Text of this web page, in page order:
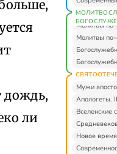
дождь,
ли
Молитвы по-
Молитвы по-
Мужи
Апологеты.
Вселенские
Новое